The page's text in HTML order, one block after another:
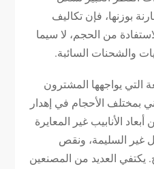
بوزنها، فإن تكاليف
من الحجم، لا سيما
والشحنات السائبة.
التي يواجهها المشترون
بمختلف الأحجام في إهدار
الأنابيب غير المعايرة
غير السليمة، ونقص
يكتفي العديد من المصنعين